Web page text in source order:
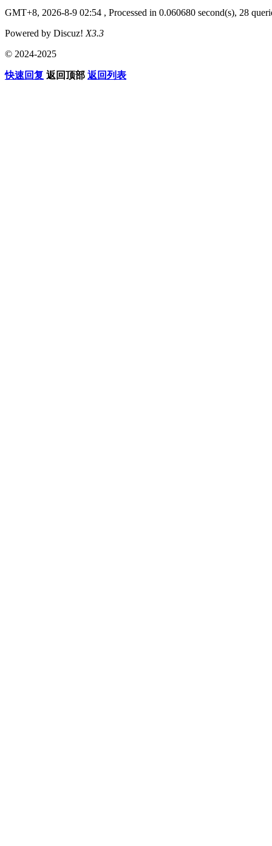
GMT+8, 2026-8-9 02:54 , Processed in 0.060680 second(s), 28
Powered by Discuz! X3.3
© 2024-2025
快速回复 返回顶部 返回列表